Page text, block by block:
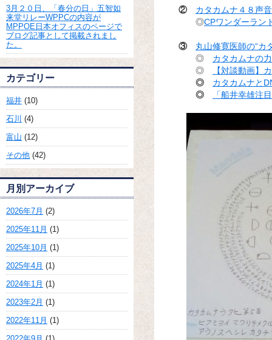
② カタカムナ４８声
◎CPワンダーラ
③ 丸山修寛医師の“カ
◎ カタカムナの
◎
【対談動画】
◎ カタカムナと
◎
「船井幸雄注
3月２０日、「春分の日」五智如
来堂リレーWPPCの内容が
MPPOE日本オフィスのページで
ブログ記事として掲載されまし
た。
カテゴリー
福井 (10)
石川 (4)
富山 (12)
その他 (42)
月別アーカイブ
2026年7月 (2)
2025年11月 (1)
2025年10月 (1)
2025年4月 (1)
2024年1月 (1)
2023年2月 (1)
2022年11月 (1)